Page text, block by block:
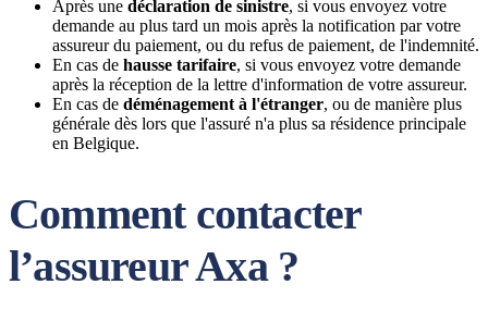
Après une déclaration de sinistre, si vous envoyez votre
demande au plus tard un mois après la notification par votre
assureur du paiement, ou du refus de paiement, de l'indemnité.
En cas de hausse tarifaire, si vous envoyez votre demande
après la réception de la lettre d'information de votre assureur.
En cas de déménagement à l'étranger, ou de manière plus
générale dès lors que l'assuré n'a plus sa résidence principale
en Belgique.
Comment contacter
l’assureur Axa ?